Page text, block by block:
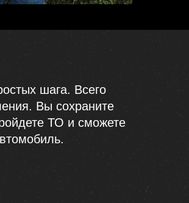
шага. Всего
Вы сохраните
ТО и сможете